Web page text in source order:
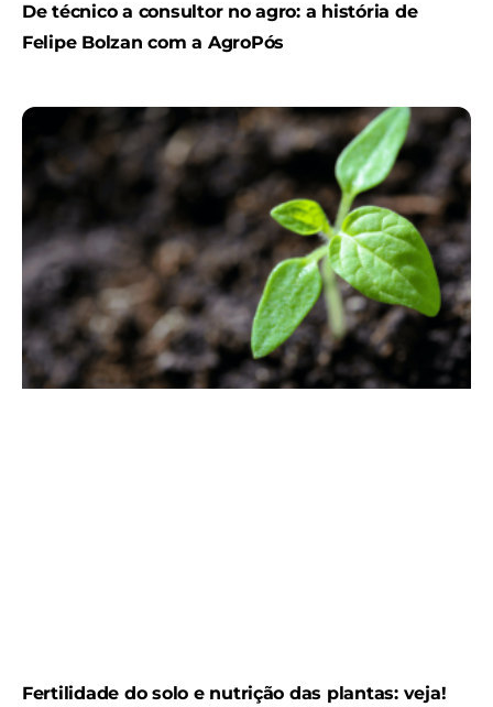
De técnico a consultor no agro: a história de
Felipe Bolzan com a AgroPós
Fertilidade do solo e nutrição das plantas: veja!